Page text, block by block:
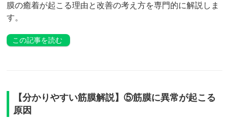
膜の癒着が起こる理由と改善の考え方を専門的に解説しま
す。
この記事を読む
【分かりやすい筋膜解説】⑤筋膜に異常が起こる
原因